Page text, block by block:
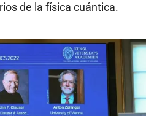
de la física cuántica.